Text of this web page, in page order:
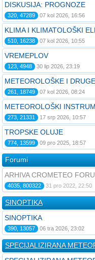
DISKUSIJA: PROGNOZE
320, 47289 07 kol 2026, 16:56
KLIMA I KLIMATOLOŠKI
510, 16238 07 kol 2026, 10:55
VREMEPLOV
123, 4948 30 lip 2026, 23:19
METEOROLOŠKE I
261, 18749 07 kol 2026, 08:24
METEOROLOŠKI
273, 21331 17 srp 2026, 10:57
TROPSKE OLUJE
774, 13599 09 pro 2025, 18:57
Forumi
ARHIVA CROMETEO
4035, 800322 31 pro 2022, 22:50
SINOPTIKA
SINOPTIKA
390, 13057 06 tra 2026, 23:02
SPECIJALIZIRANA